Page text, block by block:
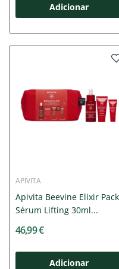
Adicionar
APIVITA
Apivita Beevine Elixir Pack
Sérum Lifting 30ml...
46,99 €
Adicionar